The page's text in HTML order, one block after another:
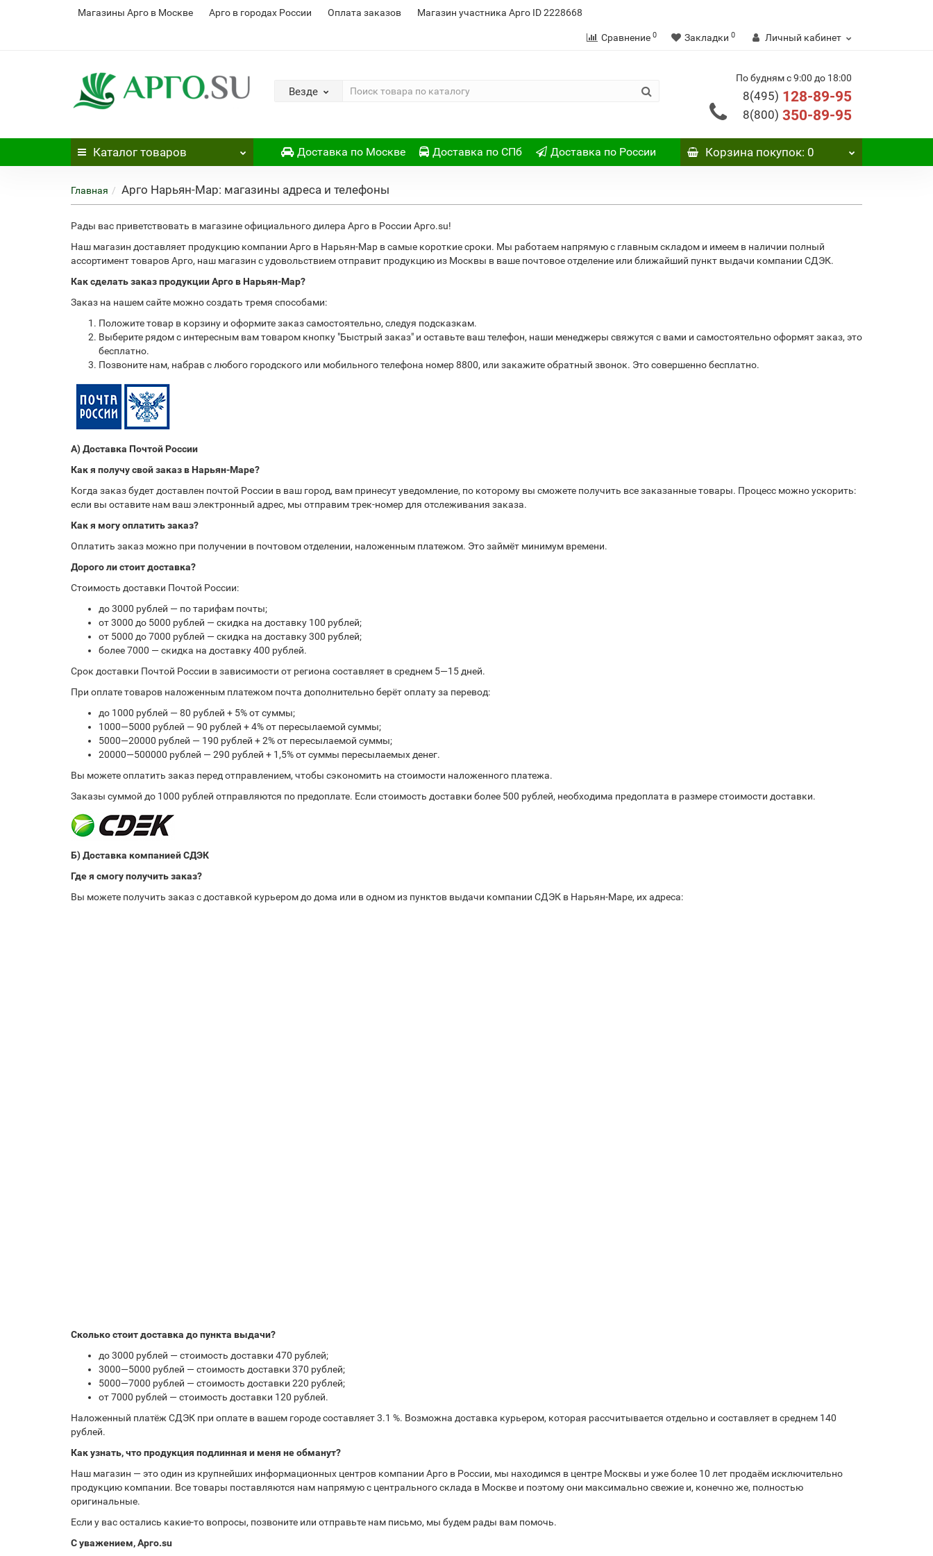
Магазины Арго в Москве Арго в городах России Оплата заказов Магазин участника Арго ID 2228668
Сравнение 0 Закладки 0 Личный кабинет
Везде
По будням с 9:00 до 18:00
8(495) 128-89-95
8(800) 350-89-95
Каталог товаров Доставка по Москве Доставка по СПб Доставка по России Корзинапокупок: 0
Главная Арго Нарьян-Мар: магазины адреса и телефоны
Рады вас приветствовать в магазине официального дилера Арго в России Арго.su!
Наш магазин доставляет продукцию компании Арго в Нарьян-Мар в самые короткие сроки. Мы работаем напрямую с главным складом и имеем в наличии полный
ассортимент товаров Арго, наш магазин с удовольствием отправит продукцию из Москвы в ваше почтовое отделение или ближайший пункт выдачи компании СДЭК.
Как сделать заказ продукции Арго в Нарьян-Мар?
Заказ на нашем сайте можно создать тремя способами:
Положите товар в корзину и оформите заказ самостоятельно, следуя подсказкам.
Выберите рядом с интересным вам товаром кнопку "Быстрый заказ" и оставьте ваш телефон, наши менеджеры свяжутся с вами и самостоятельно оформят заказ, это
бесплатно.
Позвоните нам, набрав с любого городского или мобильного телефона номер 8800, или закажите обратный звонок. Это совершенно бесплатно.
А) Доставка Почтой России
Как я получу свой заказ в Нарьян-Маре?
Когда заказ будет доставлен почтой России в ваш город, вам принесут уведомление, по которому вы сможете получить все заказанные товары. Процесс можно ускорить:
если вы оставите нам ваш электронный адрес, мы отправим трек-номер для отслеживания заказа.
Как я могу оплатить заказ?
Оплатить заказ можно при получении в почтовом отделении, наложенным платежом. Это займёт минимум времени.
Дорого ли стоит доставка?
Стоимость доставки Почтой России:
до 3000 рублей — по тарифам почты;
от 3000 до 5000 рублей — скидка на доставку 100 рублей;
от 5000 до 7000 рублей — скидка на доставку 300 рублей;
более 7000 — скидка на доставку 400 рублей.
Срок доставки Почтой России в зависимости от региона составляет в среднем 5—15 дней.
При оплате товаров наложенным платежом почта дополнительно берёт оплату за перевод:
до 1000 рублей — 80 рублей + 5% от суммы;
1000—5000 рублей — 90 рублей + 4% от пересылаемой суммы;
5000—20000 рублей — 190 рублей + 2% от пересылаемой суммы;
20000—500000 рублей — 290 рублей + 1,5% от суммы пересылаемых денег.
Вы можете оплатить заказ перед отправлением, чтобы сэкономить на стоимости наложенного платежа.
Заказы суммой до 1000 рублей отправляются по предоплате. Если стоимость доставки более 500 рублей, необходима предоплата в размере стоимости доставки.
Б) Доставка компанией СДЭК
Где я смогу получить заказ?
Вы можете получить заказ с доставкой курьером до дома или в одном из пунктов выдачи компании СДЭК в Нарьян-Маре, их адреса:
Сколько стоит доставка до пункта выдачи?
до 3000 рублей — стоимость доставки 470 рублей;
3000—5000 рублей — стоимость доставки 370 рублей;
5000—7000 рублей — стоимость доставки 220 рублей;
от 7000 рублей — стоимость доставки 120 рублей.
Наложенный платёж СДЭК при оплате в вашем городе составляет 3.1 %. Возможна доставка курьером, которая рассчитывается отдельно и составляет в среднем 140
рублей.
Как узнать, что продукция подлинная и меня не обманут?
Наш магазин — это один из крупнейших информационных центров компании Арго в России, мы находимся в центре Москвы и уже более 10 лет продаём исключительно
продукцию компании. Все товары поставляются нам напрямую с центрального склада в Москве и поэтому они максимально свежие и, конечно же, полностью
оригинальные.
Если у вас остались какие-то вопросы, позвоните или отправьте нам письмо, мы будем рады вам помочь.
С уважением, Арго.su